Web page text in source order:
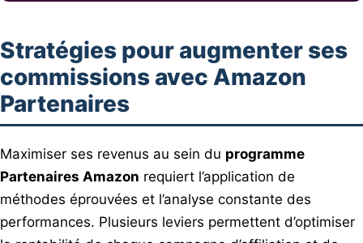
Stratégies pour augmenter ses
commissions avec Amazon
Partenaires
Maximiser ses revenus au sein du programme
Partenaires Amazon requiert l’application de
méthodes éprouvées et l’analyse constante des
performances. Plusieurs leviers permettent d’optimiser